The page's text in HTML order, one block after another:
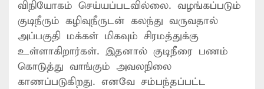
விநியோகம் செய்யப்படவில்லை. வழங்கப்படும்
குடிநீரும் கழிவுநீருடன் கலந்து வருவதால்
அப்பகுதி மக்கள் மிகவும் சிரமத்துக்கு
உள்ளாகிறார்கள். இதனால் குடிநீரை பணம்
கொடுத்து வாங்கும் அவலநிலை
காணப்படுகிறது. எனவே சம்பந்தப்பட்ட